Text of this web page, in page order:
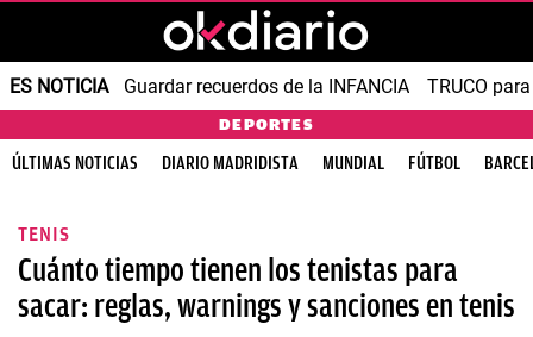
ES NOTICIA Guardar recuerdos de la INFANCIA TRUCO
DEPORTES
ÚLTIMAS NOTICIAS DIARIO MADRIDISTA MUNDIAL FÚTBOL
TENIS
Cuánto tiempo tienen los tenistas para
sacar: reglas, warnings y sanciones en tenis